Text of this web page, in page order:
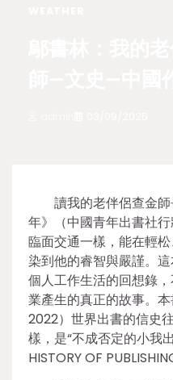
讀我的老伴侶查金
年》（中國青年出書社
臨面交通一樣，能在輕
染到他的睿智與嚴謹。
個人工作生活的回想錄
業產生的真正的故事。
2022）世界出書的信史
樣，是“不成否定的小我
HISTORY OF